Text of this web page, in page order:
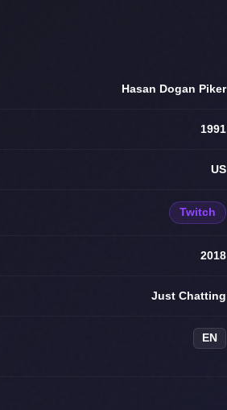
Hasan Dogan Piker
1991
US
Twitch
2018
Just Chatting
EN